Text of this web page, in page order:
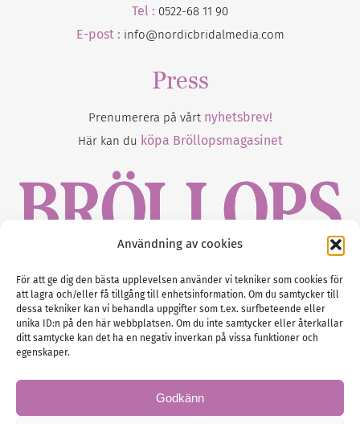
Användning av cookies
För att ge dig den bästa upplevelsen använder vi tekniker som cookies för
att lagra och/eller få tillgång till enhetsinformation. Om du samtycker till
dessa tekniker kan vi behandla uppgifter som t.ex. surfbeteende eller
unika ID:n på den här webbplatsen. Om du inte samtycker eller återkallar
ditt samtycke kan det ha en negativ inverkan på vissa funktioner och
egenskaper.
Godkänn
Tel : 0522-68 11 90
E-post : info@nordicbridalmedia.com
Press
Prenumerera på vårt nyhetsbrev!
Här kan du köpa Bröllopsmagasinet
Gustaf Mattssons väg 2, 451 50 Uddevalla
Tel :0522-68 11 90
E-post:info@nordicbridalmedia.com